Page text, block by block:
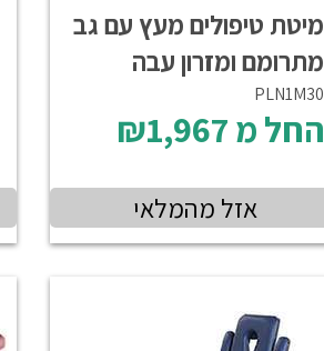
מיטת טיפולים מעץ עם גב
מתרומם ומזרון עבה
PLN1M30
החל מ
אזל מהמלאי